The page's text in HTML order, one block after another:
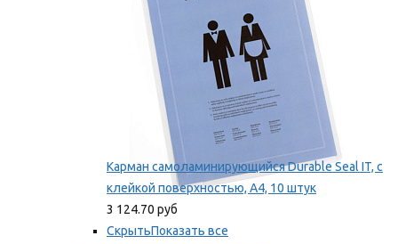
Карман самоламинирующийся Durable Seal IT, с
клейкой поверхностью, A4, 10 штук
3 124.70 руб
СкрытьПоказать все